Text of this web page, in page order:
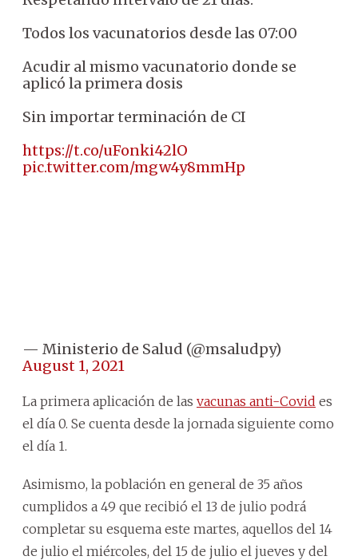
Todos los vacunatorios desde las 07:00
Acudir al mismo vacunatorio donde se
aplicó la primera dosis
Sin importar terminación de CI
https://t.co/uFonki42lO
pic.twitter.com/mgw4y8mmHp
— Ministerio de Salud (@msaludpy)
August 1, 2021
La primera aplicación de las vacunas anti-Covid es
el día 0. Se cuenta desde la jornada siguiente como
el día 1.
Asimismo, la población en general de 35 años
cumplidos a 49 que recibió el 13 de julio podrá
completar su esquema este martes, aquellos del 14
de julio el miércoles, del 15 de julio el jueves y del